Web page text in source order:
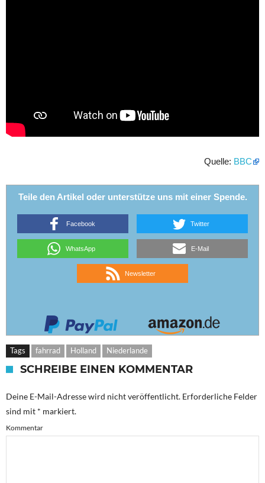
Quelle: BBC
Teile den Artikel oder unterstütze uns mit einer Spende.
Facebook Twitter
WhatsApp E-Mail
Newsletter
Tags fahrrad Holland Niederlande
SCHREIBE EINEN KOMMENTAR
Deine E-Mail-Adresse wird nicht veröffentlicht. Erforderliche Felder
sind mit * markiert.
Kommentar